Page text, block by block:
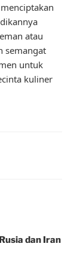
atau
semangat
untuk
kuliner
dan Iran